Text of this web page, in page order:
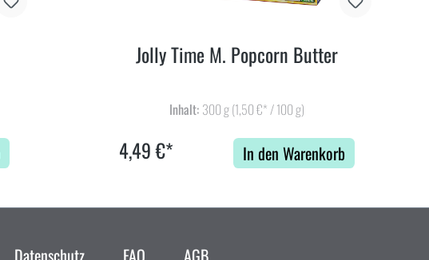
Jolly Time M. Popcorn Butter
Inhalt: 300 g(1,50 €* / 100 g)
4,49 €* In den Warenkorb